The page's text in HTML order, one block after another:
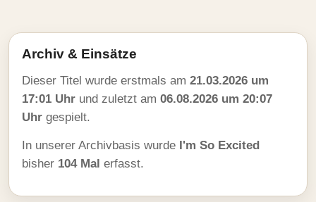
Archiv & Einsätze
Dieser Titel wurde erstmals am 21.03.2026 um
17:01 Uhr und zuletzt am 06.08.2026 um 20:07
Uhr gespielt.
In unserer Archivbasis wurde I'm So Excited
bisher 104 Mal erfasst.